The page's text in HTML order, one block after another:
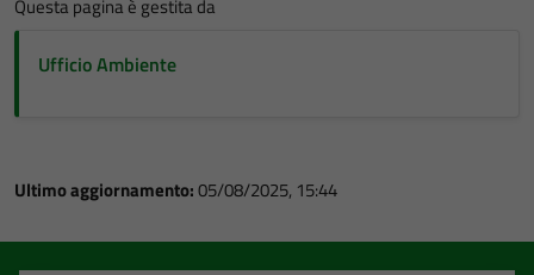
Questa pagina è gestita da
Ufficio Ambiente
Ultimo aggiornamento:05/08/2025, 15:44